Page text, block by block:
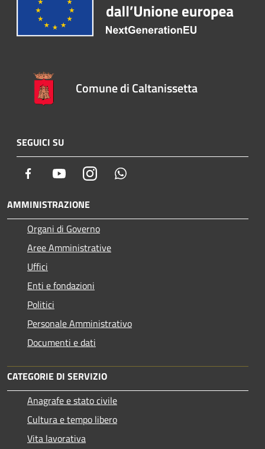
Comune di Caltanissetta
SEGUICI SU
Facebook YoutubeInstagram
AMMINISTRAZIONE
Organi di Governo
Aree Amministrative
Uffici
Enti e fondazioni
Politici
Personale Amministrativo
Documenti e dati
CATEGORIE DI SERVIZIO
Anagrafe e stato civile
Cultura e tempo libero
Vita lavorativa